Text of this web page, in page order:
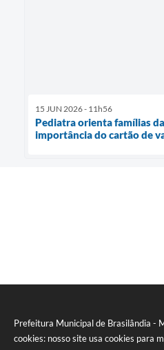
Prefeitura Municipal de Brasilândia -
cookies: nosso site usa cookies para
15 JUN 2026 - 11h56
Pediatra orienta famílias
importância do cartão de